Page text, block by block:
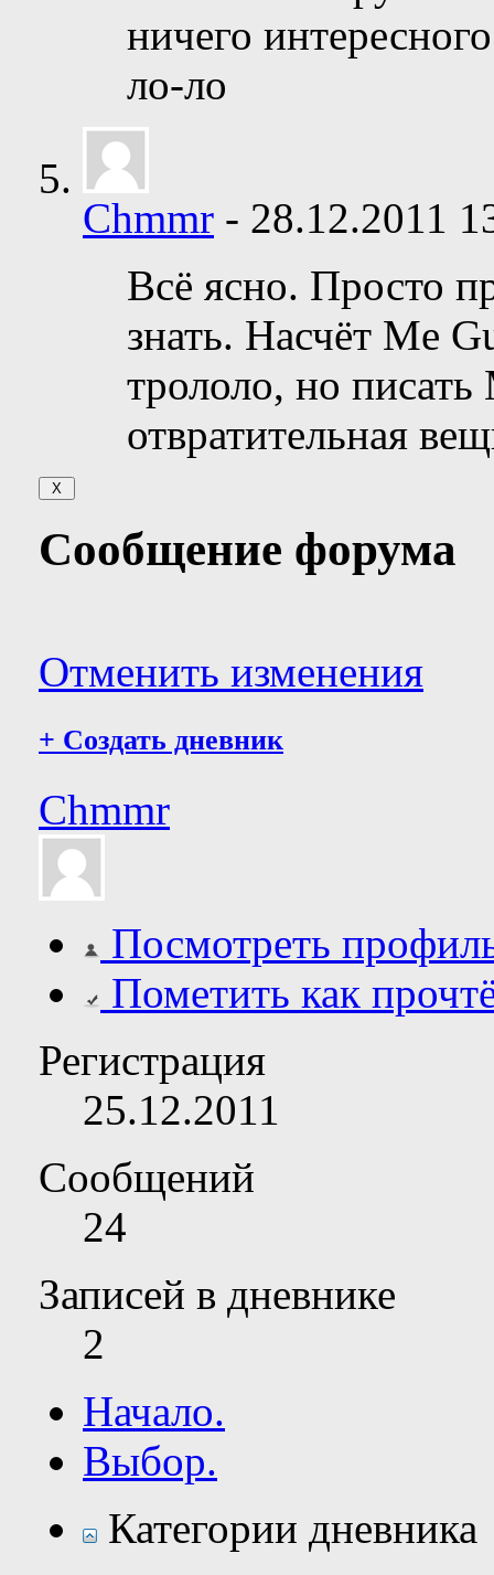
ничего
ло-ло
Chmmr - 28.12.2011
Всё ясно. Просто
знать. Насчёт Me
трололо, но
отвратительная
Сообщение форума
Отменить изменения
+ Создать дневник
Chmmr
Посмотреть
Пометить как
Регистрация
25.12.2011
Сообщений
24
Записей в дневнике
2
Начало.
Выбор.
Категории дневника